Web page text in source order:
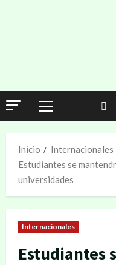
Inicio
Internacionales
Estudiantes se
universidades
Internacionales
Estudiantes